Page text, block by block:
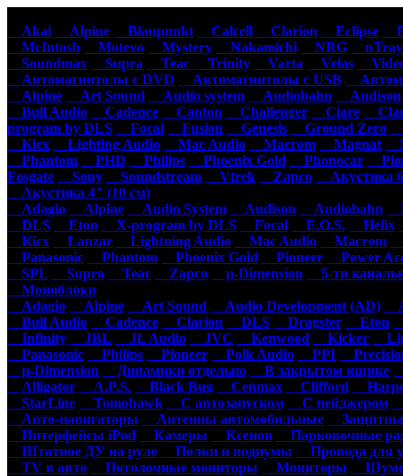
Akai
Alpine Blaupunkt Calcell Clarion Eclipse
McIntosh
Motevo Mystery Nakamichi NRG
nTray
Soundmax
Supra Teac Trinity Varta Velas
Автомагнитолы с DVD
Автомагнитолы с USB
Alpine
Art Sound Audio system Audiobahn
Audison
Bull Audio
Cadence Canton Challenger Ciare
program by DLS
Focal Fusion Genesis Ground Zero
Kicx
Lighting Audio Mac Audio Macrom Magnat
Phantom
PHD Philips Phoenix Gold Phonocar
Fosgate
Sony Soundstream Vtrek Zapco
Акустика
Акустика 4" (10 см)
Adagio
Alpine Audio System Audison Audiobahn
DLS
Eton X-program by DLS Focal E.O.S. Helix
Kicx
Lanzar Lightning Audio Mac Audio Macrom
Panasonic
Phantom Phoenix Gold Pioneer
Power
SPL
Supra Teac Zapco µ-Dimension
5-ти
Моноблоки
Adagio
Alpine Art Sound Audio Development (AD)
Bull Audio
Cadence Clarion DLS Dragster Eton
Infinity
JBL JL Audio JVC Kenwood Kicker
Panasonic
Philips Pioneer Polk Audio PPI
µ-Dimension
Динамики отдельно В закрытом ящике
Alligator
A.P.S. Black Bug Cenmax Clifford
StarLine
Tomohawk С автозапуском С пейджером
Авто-навигаторы
Антенны автомобильные
Интерфейсы iPod
Камеры Ксенон
Парковочные
Штатное ДУ на руле
Полки и подиумы
Провода для
TV в авто
Потолочные мониторы Мониторы